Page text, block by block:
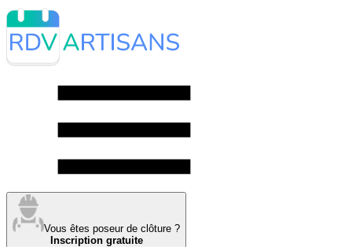
Vous êtes poseur de clôture ?
Inscription gratuite